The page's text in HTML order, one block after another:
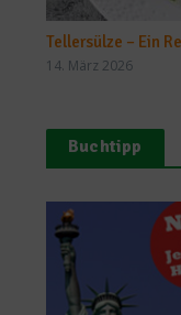
Tellersülze – Ein
14. März 2026
Buchtipp